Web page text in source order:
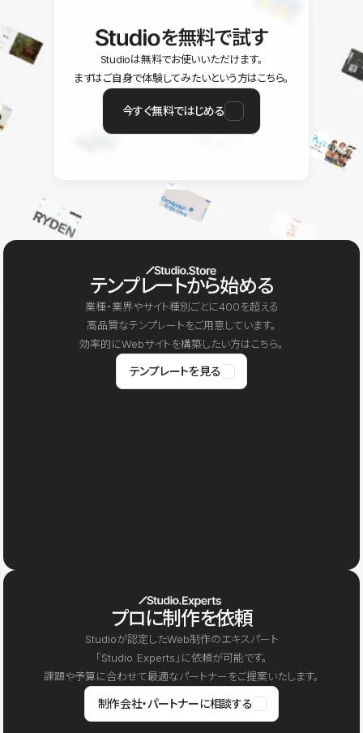
を無料で試す
Studioは無料でお使いいただけます。
まずはご自身で体験してみたいという方はこちら。
今すぐ無料ではじめる
テンプレートから始める
業種・業界やサイト種別ごとに400を超える
高品質なテンプレートをご用意しています。
効率的にWebサイトを構築したい方はこちら。
テンプレートを見る
プロに制作を依頼
Studioが認定したWeb制作のエキスパート
「Studio Experts」に依頼が可能です。
課題や予算に合わせて最適なパートナーをご提案いたします。
制作会社・パートナーに相談する